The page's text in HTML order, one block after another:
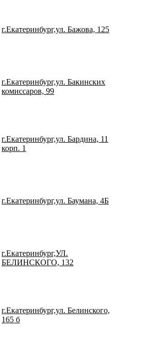
г.Екатеринбург,ул. Бажова, 125
г.Екатеринбург,ул. Бакинских
комиссаров, 99
г.Екатеринбург,ул. Бардина, 11
корп. 1
г.Екатеринбург,ул. Баумана, 4Б
г.Екатеринбург,УЛ.
БЕЛИНСКОГО, 132
г.Екатеринбург,ул. Белинского,
165 б